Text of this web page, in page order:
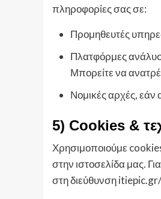
πληροφορίες σας σε:
Προμηθευτές
Πλατφόρμες
Μπορείτε να
Νομικές αρχές, εάν
5) Cookies &
Χρησιμοποιούμε
στην ιστοσελίδα μας.
στη διεύθυνση